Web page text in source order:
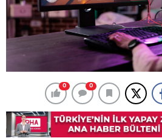
0 0